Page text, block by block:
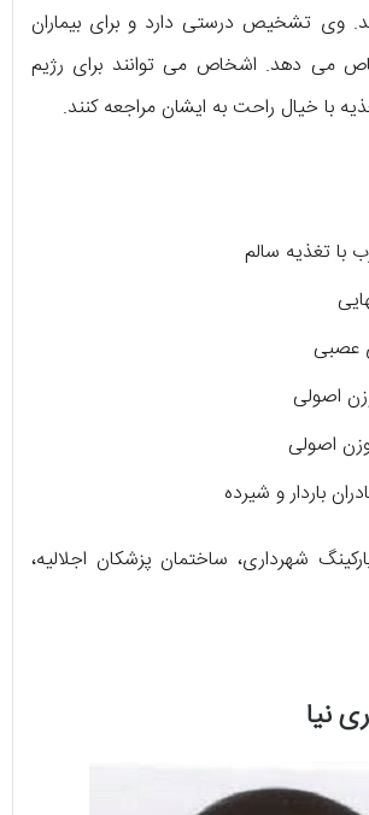
وی تشخیص درستی دارد و برای بیماران
می دهد. اشخاص می توانند برای رژیم
با خیال راحت به ایشان مراجعه کنند.
با تغذیه سالم
عصبی
اصولی
اصولی
باردار و شیرده
شهرداری، ساختمان پزشکان اجلالیه،
نیا